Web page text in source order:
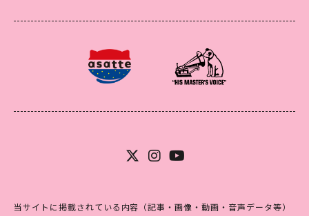
当サイトに掲載されている内容（記事・画像・動画・音声データ等）